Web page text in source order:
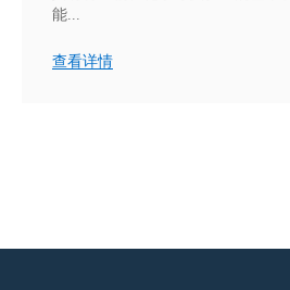
能...
查看详情